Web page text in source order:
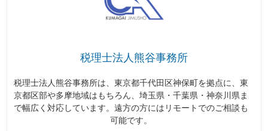
税理士法人熊谷事務所
税理士法人熊谷事務所は、東京都千代田区神保町を拠点に、東
京都区部や多摩地域はもちろん、埼玉県・千葉県・神奈川県ま
で幅広く対応しています。遠方の方にはリモートでのご相談も
可能です。